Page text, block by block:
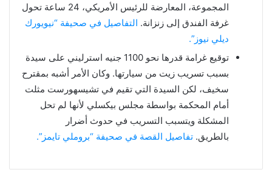
المجموعة، المعارضة للرئيس الأمريكي، 24 ساعة تحول
غرفة الفندق إلى زنزانة. التفاصيل في صحيفة “نيويورك
ديلي نيوز”.
توقيع غرامة قدرها نحو 1100 جنيه استرليني على سيدة
بسبب تسريب زيت من سيارتها. وكان الأمر أشبه بمقترح
سخيف، لكن السيدة التي تقيم في تشيسهورست مثلت
أمام المحكمة بواسطة مجلس بيكسلي لأنها لم تحل
المشكلة ويتسبب التسريب في حدوث أضرار
بالطريق. تفاصيل القصة في صحيفة “بروملي تايمز”.